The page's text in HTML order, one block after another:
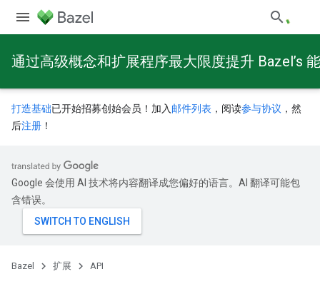
通过高级概念和扩展程序最大限度提升 Bazel’s
打造基础已开始招募创始会员！加入 邮件列表 ，阅读参与协议 ，然
后注册 ！
Google 会使用 AI 技术将内容翻译成您偏好的语言。AI 翻译可能包
含错误。
Bazel 扩展 API